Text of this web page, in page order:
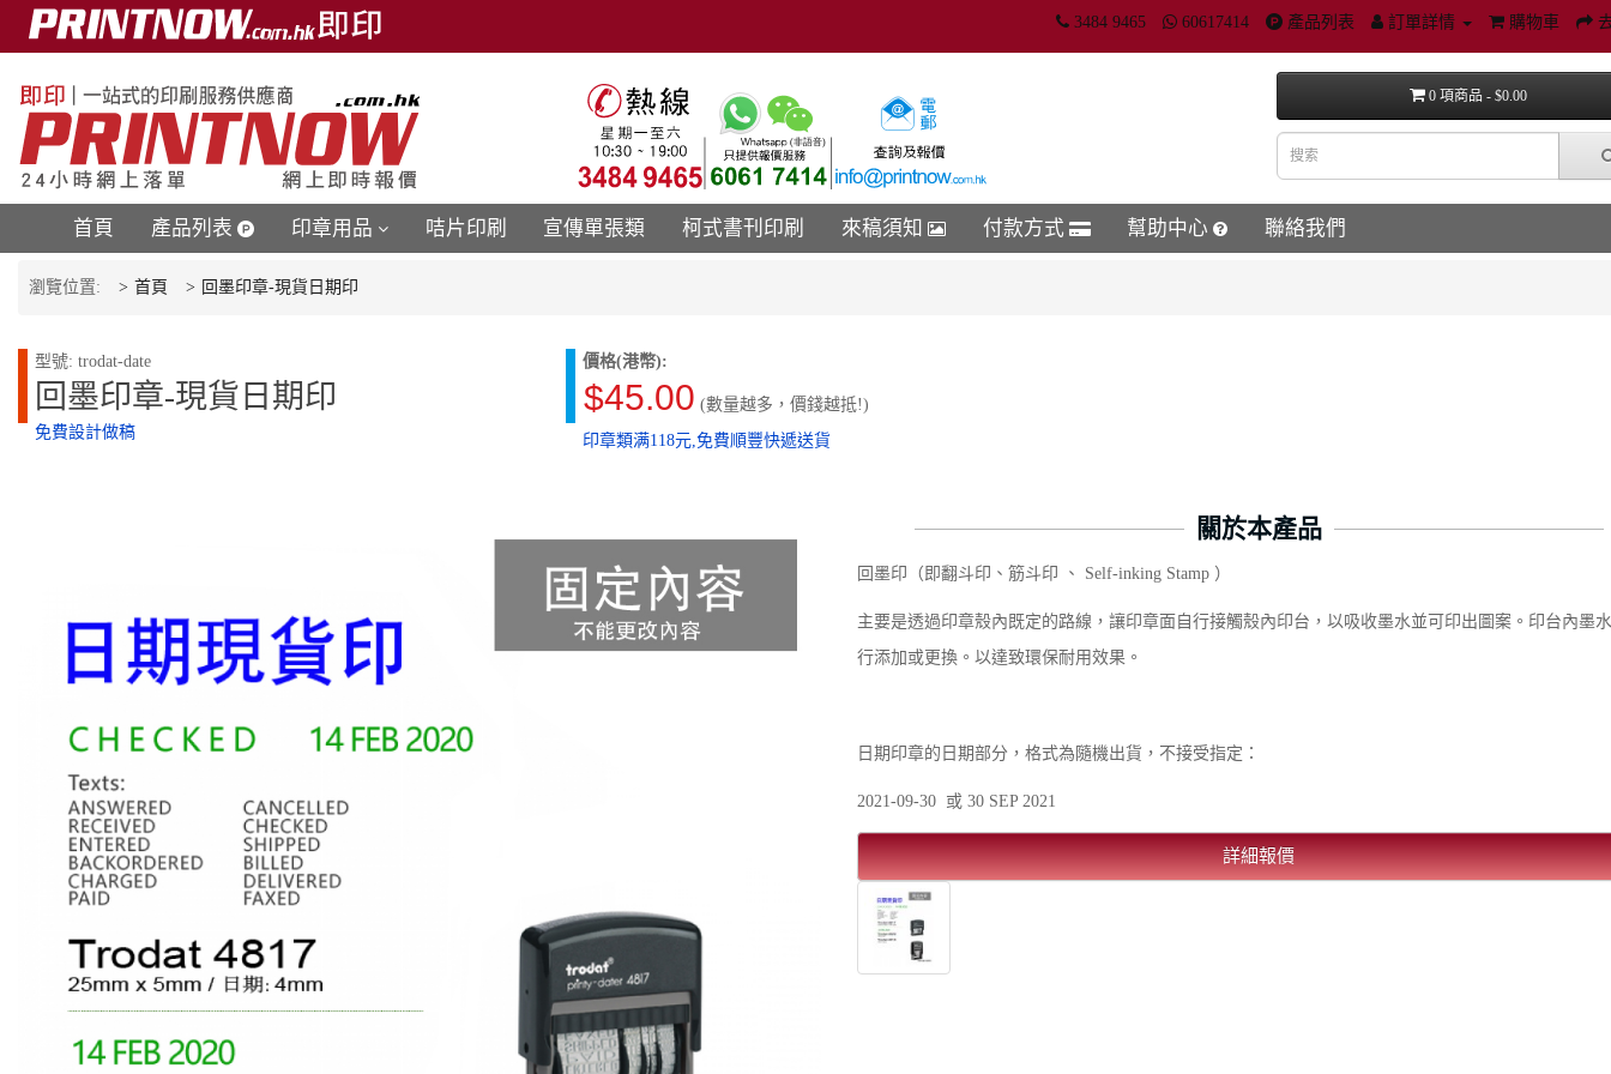
3484 9465 60617414 產品列表 訂單詳情 購物車
0 項商品 - $0.00
首頁 產品列表 印章用品 咭片印刷 宣傳單張類 柯式書刊印刷 來稿須知 付款方式 幫助中心 聯絡我們
瀏覽位置: 首頁 回墨印章-現貨日期印
型號: trodat-date
回墨印章-現貨日期印
免費設計做稿
價格(港幣):
$45.00 (數量越多，價錢越抵!)
印章類满118元,免費順豐快遞送貨
關於本產品
回墨印（即翻斗印、筋斗印 、 Self-inking Stamp ）
主要是透過印章殼內既定的路線，讓印章面自行接觸殼內印台，以吸收墨水並可印出圖案。印台內墨
行添加或更換。以達致環保耐用效果。
日期印章的日期部分，格式為隨機出貨，不接受指定：
2021-09-30 或 30 SEP 2021
詳細報價